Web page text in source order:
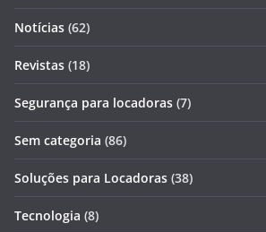
Notícias (62)
Revistas (18)
Segurança para locadoras (7)
Sem categoria (86)
Soluções para Locadoras (38)
Tecnologia (8)